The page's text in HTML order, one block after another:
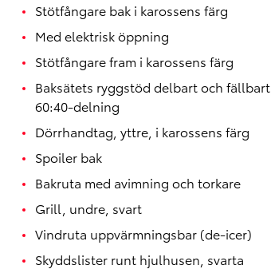
Stötfångare bak i karossens färg
Med elektrisk öppning
Stötfångare fram i karossens färg
Baksätets ryggstöd delbart och fällbart,
60:40-delning
Dörrhandtag, yttre, i karossens färg
Spoiler bak
Bakruta med avimning och torkare
Grill, undre, svart
Vindruta uppvärmningsbar (de-icer)
Skyddslister runt hjulhusen, svarta